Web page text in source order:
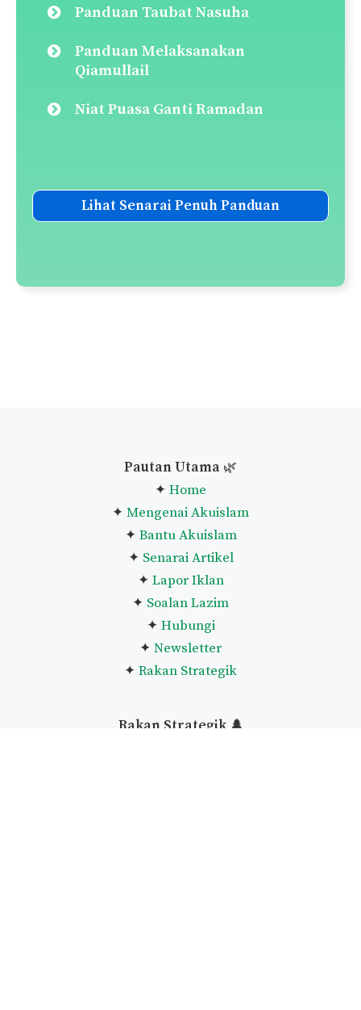
Panduan Taubat Nasuha
Panduan Melaksanakan
Qiamullail
Niat Puasa Ganti Ramadan
Lihat Senarai Penuh Panduan
Pautan Utama 🌿
✦ Home
✦ Mengenai Akuislam
✦ Bantu Akuislam
✦ Senarai Artikel
✦ Lapor Iklan
✦ Soalan Lazim
✦ Hubungi
✦ Newsletter
✦ Rakan Strategik
Rakan Strategik 🌲